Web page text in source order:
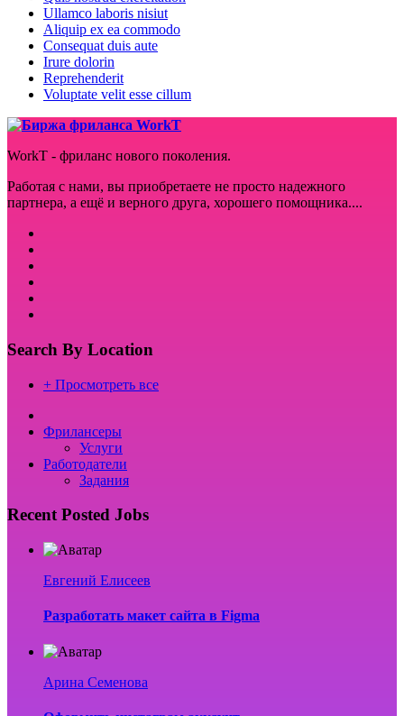
Ullamco laboris nisiut
Aliquip ex ea commodo
Consequat duis aute
Irure dolorin
Reprehenderit
Voluptate velit esse cillum
WorkT - фриланс нового поколения.
Работая с нами, вы приобретаете не просто надежного
партнера, а ещё и верного друга, хорошего помощника....
Search By Location
+ Просмотреть все
Фрилансеры
Услуги
Работодатели
Задания
Recent Posted Jobs
Евгений Елисеев
Разработать макет сайта в Figma
Арина Семенова